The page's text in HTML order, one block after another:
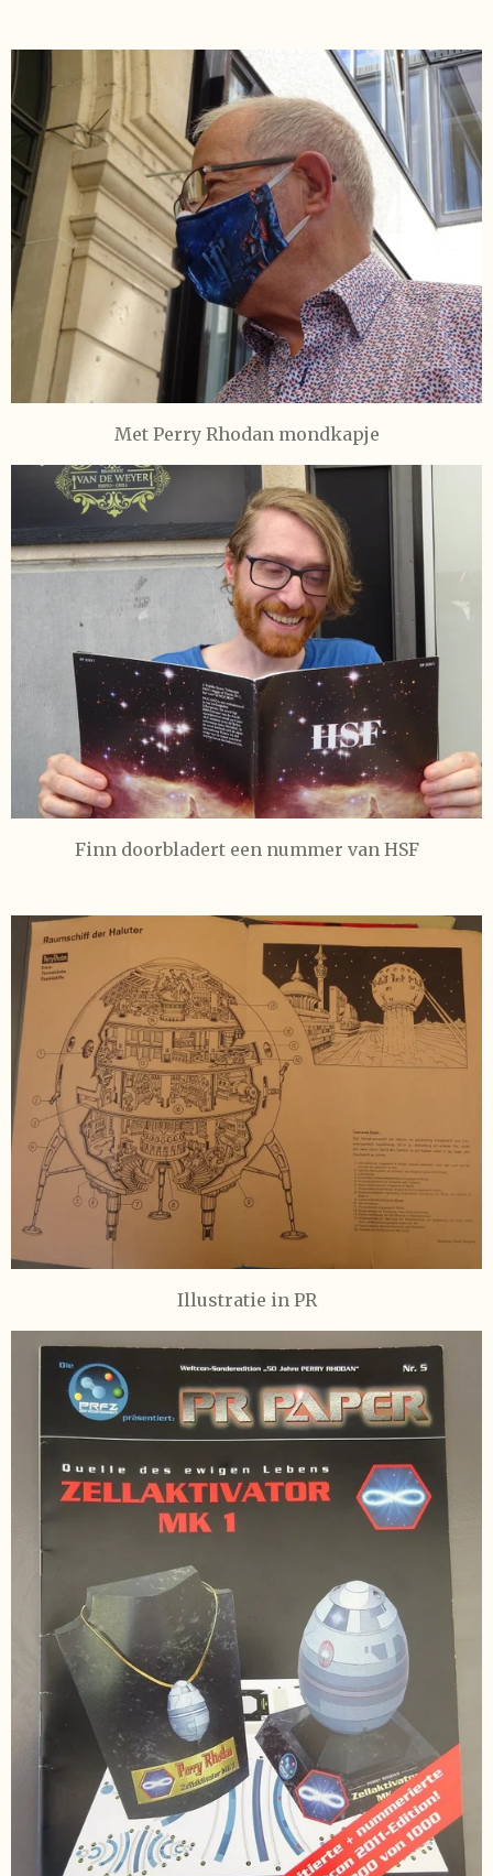
Met Perry Rhodan mondkapje
Finn doorbladert een nummer van HSF
Illustratie in PR